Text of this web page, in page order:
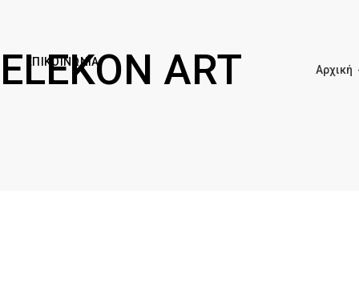
ΕΠΙΚΟΙΝΩΝΊΑ
ELEKON ART Αρχική